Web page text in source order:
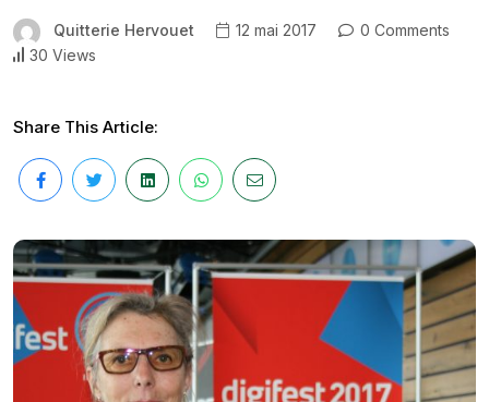
Quitterie Hervouet 12 mai 2017
0 Comments
30 Views
Share This Article: